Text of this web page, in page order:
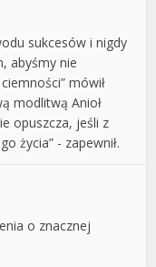
sukcesów i nigdy
abyśmy nie
mówił
modlitwą Anioł
opuszcza, jeśli z
życia” - zapewnił.
o znacznej